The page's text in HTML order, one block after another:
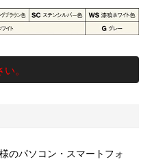
。
のパソコン・スマートフォ